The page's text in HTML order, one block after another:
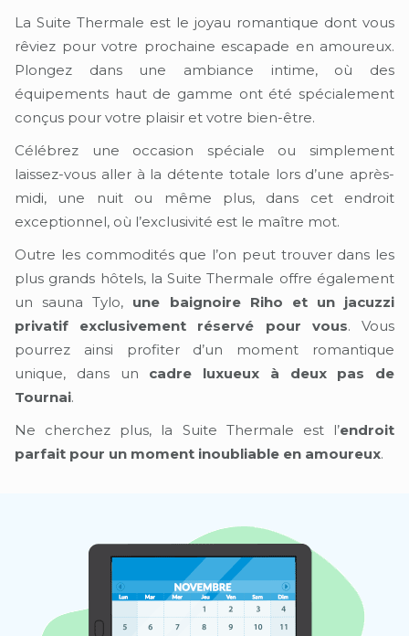
La Suite Thermale est le joyau romantique dont vous
rêviez pour votre prochaine escapade en amoureux.
Plongez dans une ambiance intime, où des
équipements haut de gamme ont été spécialement
conçus pour votre plaisir et votre bien-être.
Célébrez une occasion spéciale ou simplement
laissez-vous aller à la détente totale lors d’une après-
midi, une nuit ou même plus, dans cet endroit
exceptionnel, où l’exclusivité est le maître mot.
Outre les commodités que l’on peut trouver dans les
plus grands hôtels, la Suite Thermale offre également
un sauna Tylo, une baignoire Riho et un jacuzzi
privatif exclusivement réservé pour vous. Vous
pourrez ainsi profiter d’un moment romantique
unique, dans un cadre luxueux à deux pas de
Tournai.
Ne cherchez plus, la Suite Thermale est l’endroit
parfait pour un moment inoubliable en amoureux.